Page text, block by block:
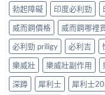
勃起障礙
印度必利勁
威而鋼價格
威而鋼哪裡
必利勁 priligy
必利吉
樂威壯
樂威壯副作用
深蹲
犀利士 犀利士